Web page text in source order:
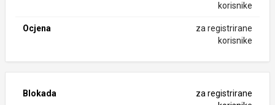
korisnike
Ocjena
za registrirane
korisnike
Blokada
za registrirane